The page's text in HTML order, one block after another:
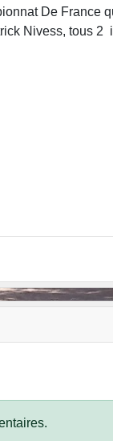
De France
Nivess, tous 2